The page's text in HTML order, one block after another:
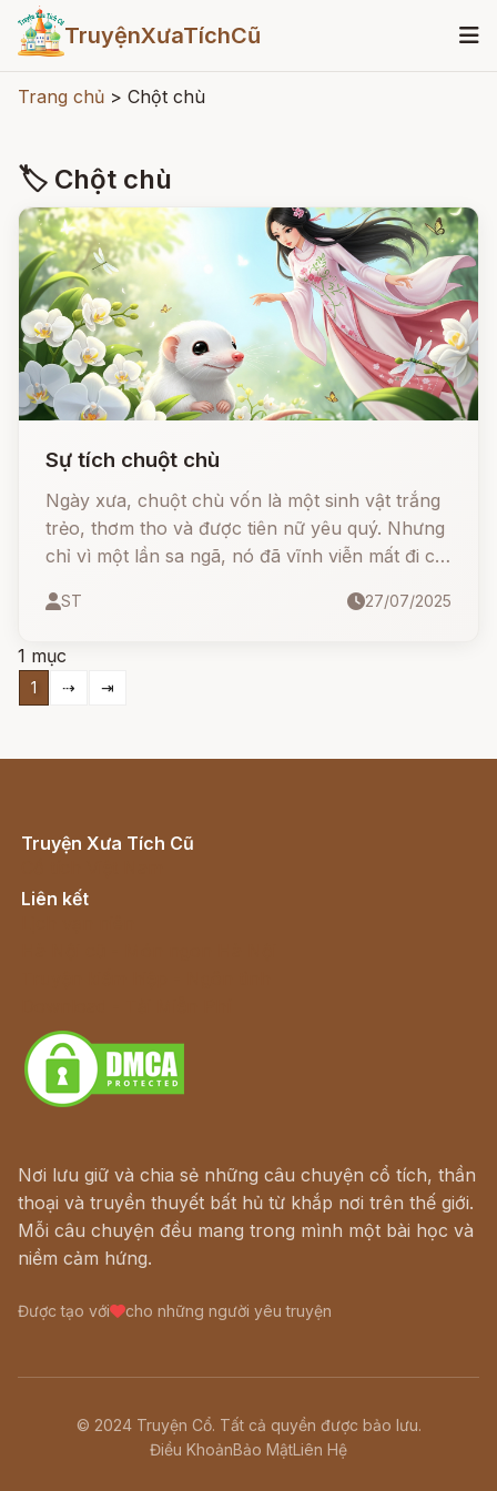
TruyệnXưaTíchCũ
Trang chủ > Chột chù
🏷 Chột chù
Sự tích chuột chù
Ngày xưa, chuột chù vốn là một sinh vật trắng
trẻo, thơm tho và được tiên nữ yêu quý. Nhưng
chỉ vì một lần sa ngã, nó đã vĩnh viễn mất đi cơ
ST 27/07/2025
1 mục
1 ⇢ ⇥
Truyện Xưa Tích Cũ
Liên kết
Nơi lưu giữ và chia sẻ những câu chuyện cổ tích, thần
thoại và truyền thuyết bất hủ từ khắp nơi trên thế giới.
Mỗi câu chuyện đều mang trong mình một bài học và
niềm cảm hứng.
Được tạo với cho những người yêu truyện
© 2024 Truyện Cổ. Tất cả quyền được bảo lưu.
Điều KhoảnBảo MậtLiên Hệ